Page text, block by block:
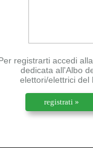
registrarti accedi
dedicata all'Albo
elettori/elettrici del